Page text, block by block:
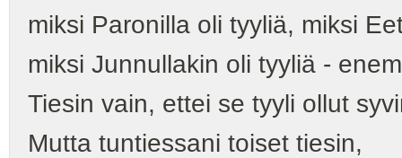
miksi Paronilla oli tyyliä, miksi
miksi Junnullakin oli tyyliä -
Tiesin vain, ettei se tyyli ollut
Mutta tuntiessani toiset tiesin,